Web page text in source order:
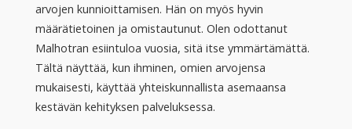
arvojen kunnioittamisen. Hän on myös hyvin
määrätietoinen ja omistautunut. Olen odottanut
Malhotran esiintuloa vuosia, sitä itse ymmärtämättä.
Tältä näyttää, kun ihminen, omien arvojensa
mukaisesti, käyttää yhteiskunnallista asemaansa
kestävän kehityksen palveluksessa.